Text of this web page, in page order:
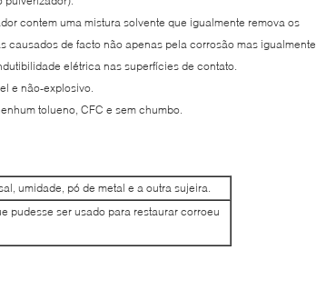
contem uma mistura solvente que igualmente remova os
causados de facto não apenas pela corrosão mas igualmente
elétrica nas superfícies de contato.
e não-explosivo.
tolueno, CFC e sem chumbo.
umidade, pó de metal e a outra sujeira.
pudesse ser usado para restaurar corroeu